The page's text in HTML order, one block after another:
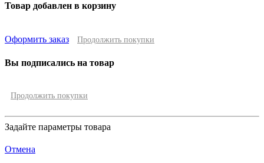
Товар добавлен в корзину
Оформить заказ Продолжить покупки
Вы подписались на товар
Продолжить покупки
Задайте параметры товара
Отмена